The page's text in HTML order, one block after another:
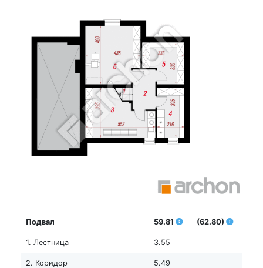
Подвал 59.81 (62.80)
1. Лестница 3.55
2. Коридор 5.49